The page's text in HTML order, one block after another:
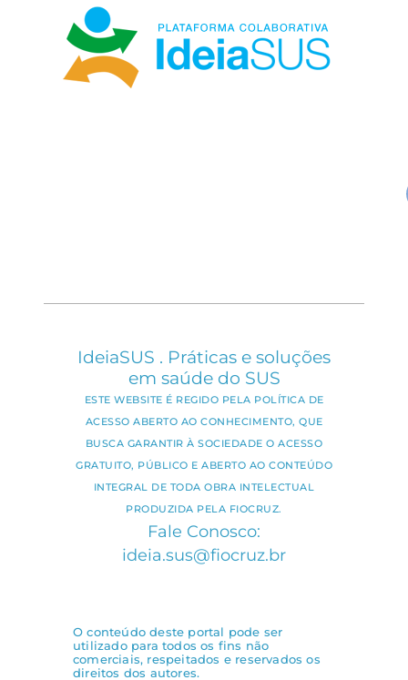
IdeiaSUS . Práticas e soluções
em saúde do SUS
ESTE WEBSITE É REGIDO PELA POLÍTICA DE
ACESSO ABERTO AO CONHECIMENTO, QUE
BUSCA GARANTIR À SOCIEDADE O ACESSO
GRATUITO, PÚBLICO E ABERTO AO CONTEÚDO
INTEGRAL DE TODA OBRA INTELECTUAL
PRODUZIDA PELA FIOCRUZ.
Fale Conosco:
ideia.sus@fiocruz.br
O conteúdo deste portal pode ser
utilizado para todos os fins não
comerciais, respeitados e reservados os
direitos dos autores.